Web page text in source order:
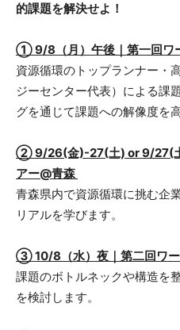
的課題を解決せよ！
① 9/8（月）午後｜第一回ワ
資源循環のトップランナー・
ジーセンター代表）による課
グを通じて課題への解像度を
② 9/26(金)-27(土) or 9/27(
アー@青森
青森県内で資源循環に挑む企
リアルを学びます。
③ 10/8（水）夜｜第二回ワー
課題のボトルネックや構造を
を検討します。